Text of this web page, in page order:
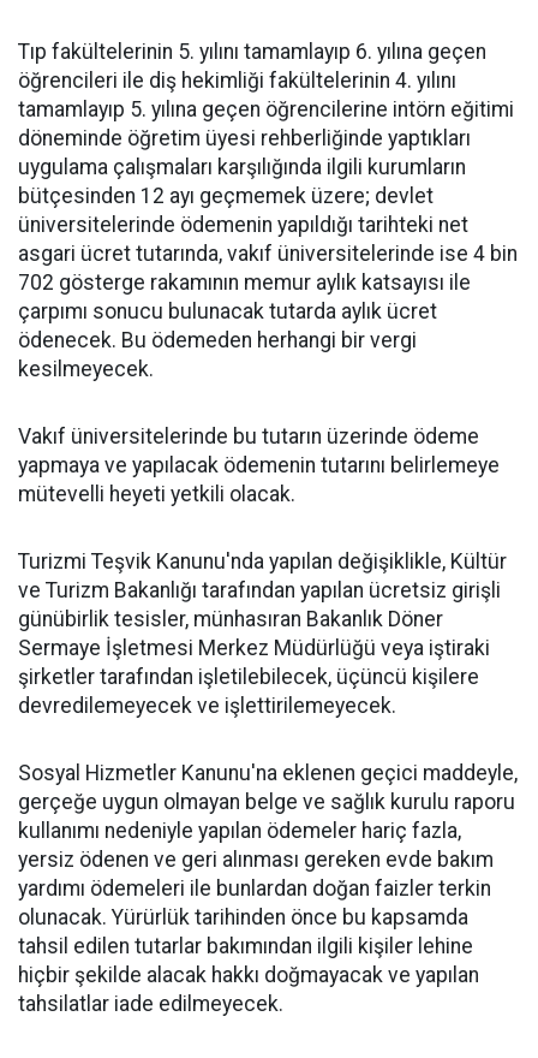
Tıp fakültelerinin 5. yılını tamamlayıp 6. yılına geçen
öğrencileri ile diş hekimliği fakültelerinin 4. yılını
tamamlayıp 5. yılına geçen öğrencilerine intörn eğitimi
döneminde öğretim üyesi rehberliğinde yaptıkları
uygulama çalışmaları karşılığında ilgili kurumların
bütçesinden 12 ayı geçmemek üzere; devlet
üniversitelerinde ödemenin yapıldığı tarihteki net
asgari ücret tutarında, vakıf üniversitelerinde ise 4 bin
702 gösterge rakamının memur aylık katsayısı ile
çarpımı sonucu bulunacak tutarda aylık ücret
ödenecek. Bu ödemeden herhangi bir vergi
kesilmeyecek.
Vakıf üniversitelerinde bu tutarın üzerinde ödeme
yapmaya ve yapılacak ödemenin tutarını belirlemeye
mütevelli heyeti yetkili olacak.
Turizmi Teşvik Kanunu'nda yapılan değişiklikle, Kültür
ve Turizm Bakanlığı tarafından yapılan ücretsiz girişli
günübirlik tesisler, münhasıran Bakanlık Döner
Sermaye İşletmesi Merkez Müdürlüğü veya iştiraki
şirketler tarafından işletilebilecek, üçüncü kişilere
devredilemeyecek ve işlettirilemeyecek.
Sosyal Hizmetler Kanunu'na eklenen geçici maddeyle,
gerçeğe uygun olmayan belge ve sağlık kurulu raporu
kullanımı nedeniyle yapılan ödemeler hariç fazla,
yersiz ödenen ve geri alınması gereken evde bakım
yardımı ödemeleri ile bunlardan doğan faizler terkin
olunacak. Yürürlük tarihinden önce bu kapsamda
tahsil edilen tutarlar bakımından ilgili kişiler lehine
hiçbir şekilde alacak hakkı doğmayacak ve yapılan
tahsilatlar iade edilmeyecek.